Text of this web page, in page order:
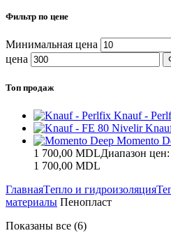
Фильтр по цене
Минимальная цена
цена
Топ продаж
Knauf -
Momento
1 700,00 MDLДиапазон
1 700,00 MDL
ГлавнаяTепло и гидроизоляция
материалы Пенопласт
Показаны все (6)